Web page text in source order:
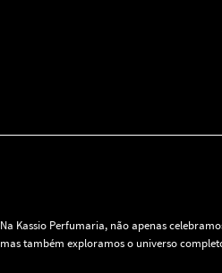
Na Kassio Perfumaria, não apenas
mas também exploramos o universo